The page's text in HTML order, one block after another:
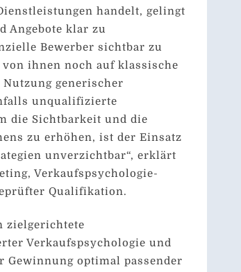
handelt, gelingt
Angebote klar zu
Bewerber sichtbar zu
ihnen noch auf klassische
generischer
unqualifizierte
die Sichtbarkeit und die
zu erhöhen, ist der Einsatz
unverzichtbar“, erklärt
Verkaufspsychologie-
Qualifikation.
zielgerichtete
Verkaufspsychologie und
optimal passender